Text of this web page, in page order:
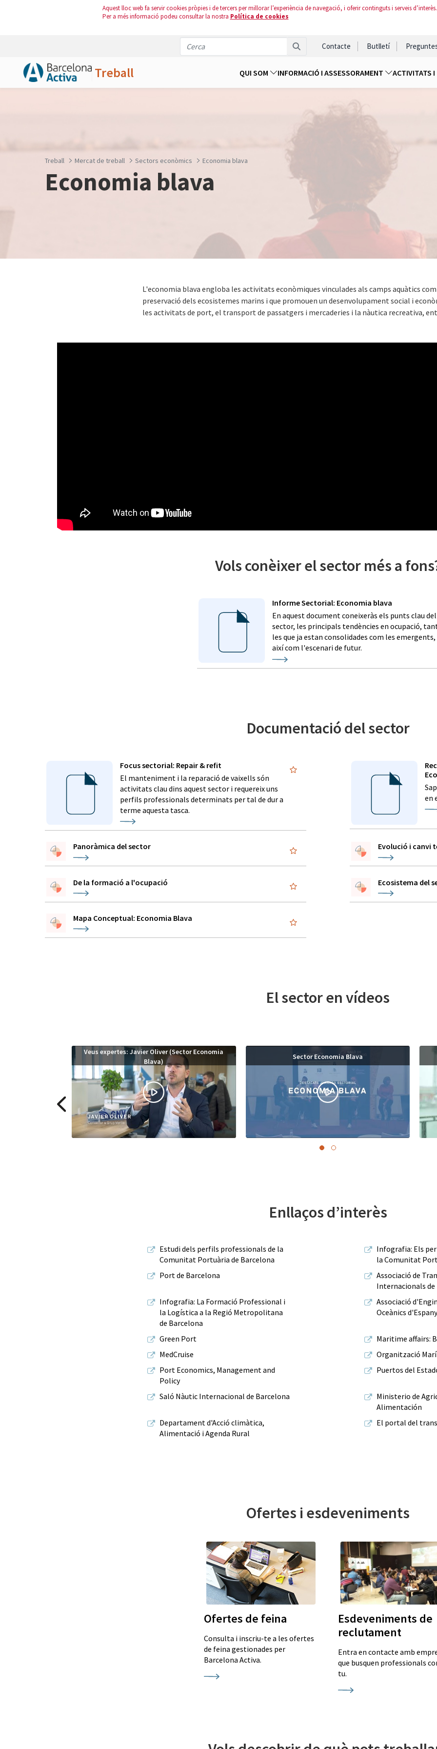
Aquest lloc web fa servir cookies pròpies i de tercers per millorar l’experiència de navegació, i oferir continguts i serveis d’interès.
Per a més informació podeu consultar la nostra Política de cookies
Contacte Butlletí
Treball QUI SOM INFORMACIÓ I ASSESSORAMENT ACTIVITATS
Treball Mercat de treball Sectors econòmics Economia blava
Economia blava
L'economia blava engloba les activitats econòmiques vinculades als camps aquàtics
preservació dels ecosistemes marins i que promouen un desenvolupament social i
les activitats de port, el transport de passatgers i mercaderies i la nàutica recreativa,
Vols conèixer el sector més a
Informe Sectorial: Economia blava
En aquest document coneixeràs els punts clau del
sector, les principals tendències en ocupació,
les que ja estan consolidades com les emergents,
així com l'escenari de futur.
Documentació del sector
Focus sectorial: Repair & refit
El manteniment i la reparació de vaixells són
activitats clau dins aquest sector i requereix uns
perfils professionals determinats per tal de dur a
terme aquesta tasca.
en
Panoràmica del sector Evolució i canvi
De la formació a l'ocupació Ecosistema del
Mapa Conceptual: Economia Blava
El sector en vídeos
Veus expertes: Javier Oliver (Sector Economia
Blava)
Sector Economia Blava
Enllaços d’interès
Estudi dels perfils professionals de la
Comunitat Portuària de Barcelona
Infografia: Els
la Comunitat
Port de Barcelona
Associació de
Internacionals de
Infografia: La Formació Professional i
la Logística a la Regió Metropolitana
de Barcelona
Associació
Oceànics
Green Port
Maritime affairs:
MedCruise
Organització
Port Economics, Management and
Policy
Puertos del
Saló Nàutic Internacional de Barcelona
Ministerio de
Alimentación
Departament d'Acció climàtica,
Alimentació i Agenda Rural
El portal del
Ofertes i esdeveniments
Ofertes de feina
Consulta i inscriu-te a les ofertes
de feina gestionades per
Barcelona Activa.
Esdeveniments de
reclutament
Entra en contacte amb
que busquen professionals
tu.